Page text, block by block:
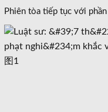
Phiên tòa tiếp tục với